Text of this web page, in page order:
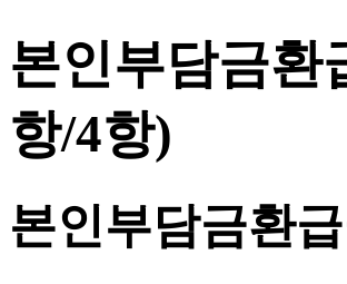
본인부담금환
항/4항)
본인부담금환